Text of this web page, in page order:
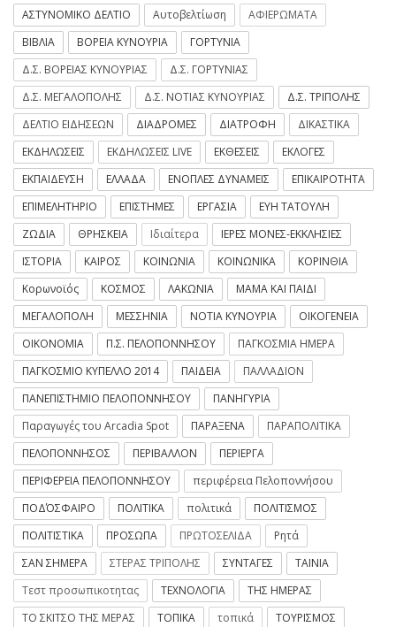
ΑΣΤΥΝΟΜΙΚΟ ΔΕΛΤΙΟ Αυτοβελτίωση
ΑΦΙΕΡΩΜΑΤΑ
ΒΙΒΛΙΑ
ΒΟΡΕΙΑ ΚΥΝΟΥΡΙΑ
ΓΟΡΤΥΝΙΑ
Δ.Σ. ΒΟΡΕΙΑΣ ΚΥΝΟΥΡΙΑΣ
Δ.Σ. ΓΟΡΤΥΝΙΑΣ
Δ.Σ. ΜΕΓΑΛΟΠΟΛΗΣ
Δ.Σ. ΝΟΤΙΑΣ ΚΥΝΟΥΡΙΑΣ
Δ.Σ. ΤΡΙΠΟΛΗΣ
ΔΕΛΤΙΟ ΕΙΔΗΣΕΩΝ
ΔΙΑΔΡΟΜΕΣ ΔΙΑΤΡΟΦΗ
ΔΙΚΑΣΤΙΚΑ
ΕΚΔΗΛΩΣΕΙΣ
ΕΚΔΗΛΩΣΕΙΣ LIVE ΕΚΘΕΣΕΙΣ
ΕΚΛΟΓΕΣ
ΕΚΠΑΙΔΕΥΣΗ
ΕΛΛΑΔΑ ΕΝΟΠΛΕΣ ΔΥΝΑΜΕΙΣ
ΕΠΙΚΑΙΡΟΤΗΤΑ
ΕΠΙΜΕΛΗΤΗΡΙΟ
ΕΠΙΣΤΗΜΕΣ ΕΡΓΑΣΙΑ
ΕΥΗ ΤΑΤΟΥΛΗ
ΖΩΔΙΑ
ΘΡΗΣΚΕΙΑ Ιδιαίτερα
ΙΕΡΕΣ ΜΟΝΕΣ-ΕΚΚΛΗΣΙΕΣ
ΙΣΤΟΡΙΑ
ΚΑΙΡΟΣ ΚΟΙΝΩΝΙΑ ΚΟΙΝΩΝΙΚΑ
ΚΟΡΙΝΘΙΑ
Κορωνοϊός
ΚΟΣΜΟΣ ΛΑΚΩΝΙΑ
ΜΑΜΑ ΚΑΙ ΠΑΙΔΙ
ΜΕΓΑΛΟΠΟΛΗ
ΜΕΣΣΗΝΙΑ ΝΟΤΙΑ ΚΥΝΟΥΡΙΑ
ΟΙΚΟΓΕΝΕΙΑ
ΟΙΚΟΝΟΜΙΑ
Π.Σ. ΠΕΛΟΠΟΝΝΗΣΟΥ
ΠΑΓΚΟΣΜΙΑ ΗΜΕΡΑ
ΠΑΓΚΟΣΜΙΟ ΚΥΠΕΛΛΟ 2014
ΠΑΙΔΕΙΑ
ΠΑΛΛΑΔΙΟΝ
ΠΑΝΕΠΙΣΤΗΜΙΟ ΠΕΛΟΠΟΝΝΗΣΟΥ
ΠΑΝΗΓΥΡΙΑ
Παραγωγές του Arcadia Spot
ΠΑΡΑΞΕΝΑ
ΠΑΡΑΠΟΛΙΤΙΚΑ
ΠΕΛΟΠΟΝΝΗΣΟΣ
ΠΕΡΙΒΑΛΛΟΝ
ΠΕΡΙΕΡΓΑ
ΠΕΡΙΦΕΡΕΙΑ ΠΕΛΟΠΟΝΝΗΣΟΥ
περιφέρεια Πελοποννήσου
ΠΟΔΌΣΦΑΙΡΟ
ΠΟΛΙΤΙΚΑ πολιτικά
ΠΟΛΙΤΙΣΜΟΣ
ΠΟΛΙΤΙΣΤΙΚΑ
ΠΡΟΣΩΠΑ ΠΡΩΤΟΣΕΛΙΔΑ
Ρητά
ΣΑΝ ΣΗΜΕΡΑ
ΣΤΕΡΑΣ ΤΡΙΠΟΛΗΣ ΣΥΝΤΑΓΕΣ
ΤΑΙΝΙΑ
Τεστ προσωπικοτητας
ΤΕΧΝΟΛΟΓΙΑ
ΤΗΣ ΗΜΕΡΑΣ
ΤΟ ΣΚΙΤΣΟ ΤΗΣ ΜΕΡΑΣ
ΤΟΠΙΚΑ τοπικά
ΤΟΥΡΙΣΜΟΣ